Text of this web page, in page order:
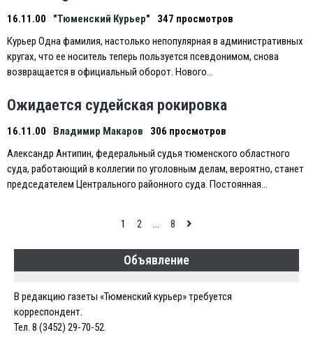
16.11.00 "Тюменский Курьер"
347 просмотров
Курьер Одна фамилия, настолько непопулярная в административных
кругах, что ее носитель теперь пользуется псевдонимом, снова
возвращается в официальный оборот. Нового…
Ожидается судейская рокировка
16.11.00 Владимир Макаров
306 просмотров
Александр Антипин, федеральный судья тюменского областного
суда, работающий в коллегии по уголовным делам, вероятно, станет
председателем Центрального районного суда. Постоянная…
по
записям
1 2 … 8
Объявление
В редакцию газеты «Тюменский курьер» требуется
корреспондент.
Тел. 8 (3452) 29-70-52.